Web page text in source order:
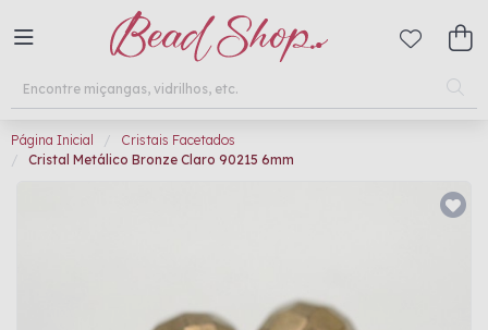
Página Inicial
Cristais Facetados
Cristal Metálico Bronze Claro 90215 6mm